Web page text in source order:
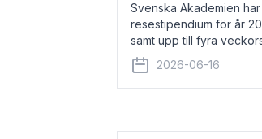
Svenska Akademien
resestipendium för år
samt upp till fyra
Elisabeth Åsbrink, född
2026-06-16